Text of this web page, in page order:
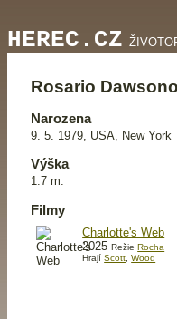
HEREC.CZ
Rosario
Narozena
9. 5. 1979, USA, New York
Výška
1.7 m.
Filmy
Charlotte's Web
2025RežieRocha
HrajíScott ,Wood